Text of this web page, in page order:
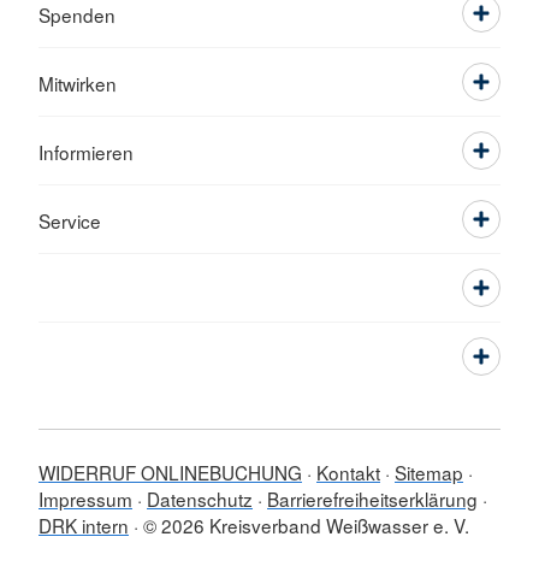
Spenden
Mitwirken
Informieren
Service
WIDERRUF ONLINEBUCHUNG Kontakt Sitemap
Impressum
Datenschutz
Barrierefreiheitserklärung
DRK intern © 2026 Kreisverband Weißwasser e. V.